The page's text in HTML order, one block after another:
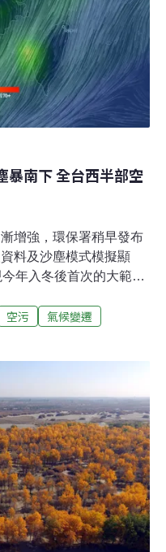
在室內並減少體力消耗
暴南下 全台西半部空
增強，環保署稍早發布
料及沙塵模式模擬顯
年入冬後首次的大範圍
凌晨就會開始影響台
明天全台空氣品質將呈
28日於中國內蒙地區觀
度達1000微克/立方公
PM10的每小時濃度亦
凌晨開始影響我國空氣
將達150微克/立方公
級。空保處預測，影響
空污
氣候變遷